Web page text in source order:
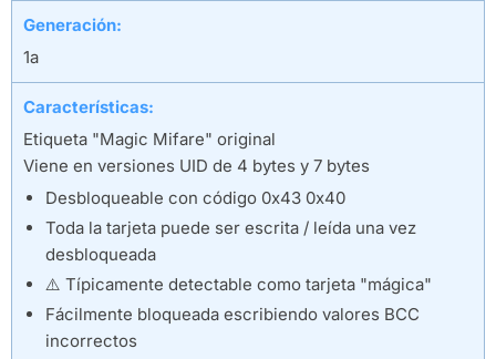
Generación:
1a
Características:
Etiqueta "Magic Mifare" original
Viene en versiones UID de 4 bytes y 7 bytes
Desbloqueable con código 0x43 0x40
Toda la tarjeta puede ser escrita / leída una vez
desbloqueada
⚠️ Típicamente detectable como tarjeta "mágica"
Fácilmente bloqueada escribiendo valores BCC
incorrectos